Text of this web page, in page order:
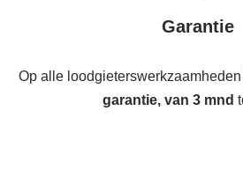
Garantie
Op alle
garantie, van 3 mnd